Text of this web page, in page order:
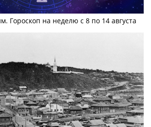
Гороскоп на неделю с 8 по 14 августа